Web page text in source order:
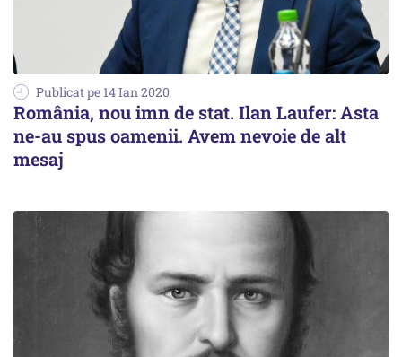
Publicat pe 14 Ian 2020
România, nou imn de stat. Ilan Laufer: Asta
ne-au spus oamenii. Avem nevoie de alt
mesaj